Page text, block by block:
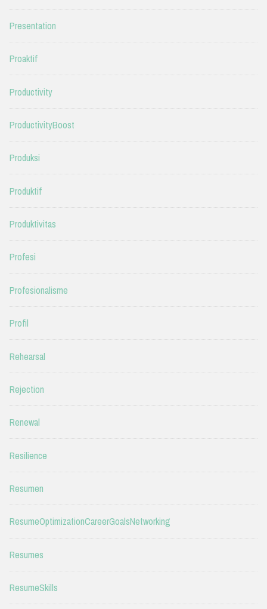
Presentation
Proaktif
Productivity
ProductivityBoost
Produksi
Produktif
Produktivitas
Profesi
Profesionalisme
Profil
Rehearsal
Rejection
Renewal
Resilience
Resumen
ResumeOptimizationCareerGoalsNetworking
Resumes
ResumeSkills